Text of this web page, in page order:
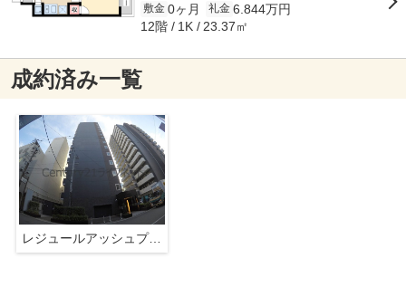
敷金 0ヶ月 礼金 6.844万円
12階 1K 23.37㎡
成約済み一覧
レジュールアッシュプレミアムツイン-2